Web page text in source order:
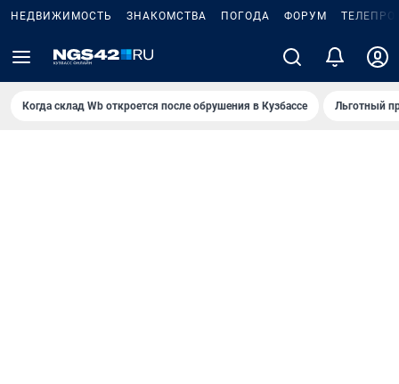
НЕДВИЖИМОСТЬ ЗНАКОМСТВА ПОГОДА ФОРУМ
Когда склад Wb откроется после обрушения в Кузбассе Льготный